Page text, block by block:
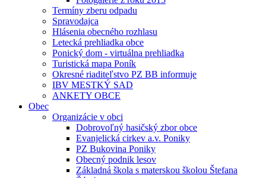
Termíny zberu odpadu
Spravodajca
Hlásenia obecného rozhlasu
Letecká prehliadka obce
Ponický dom - virtuálna prehliadka
Turistická mapa Poník
Okresné riaditeľstvo PZ BB informuje
IBV MESTKÝ SAD
ANKETY OBCE
Obec
Organizácie v obci
Dobrovoľný hasičský zbor obce
Evanjelická cirkev a.v. Poniky
PZ Bukovina Poniky
Obecný podnik lesov
Základná škola s materskou školou Štefana